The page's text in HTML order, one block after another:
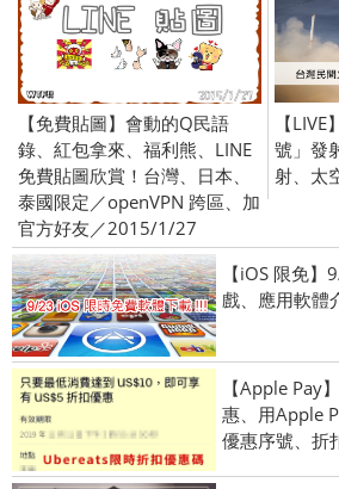
【免費貼圖】會動的Q民語
錄、紅包拿來、福利熊、LINE
免費貼圖欣賞！台灣、日本、
泰國限定／openVPN 跨區、加
官方好友／2015/1/27
【
號」發
射、太
【iOS 限免
戲、應用軟體
【Apple Pay
惠、用Apple
優惠序號、折